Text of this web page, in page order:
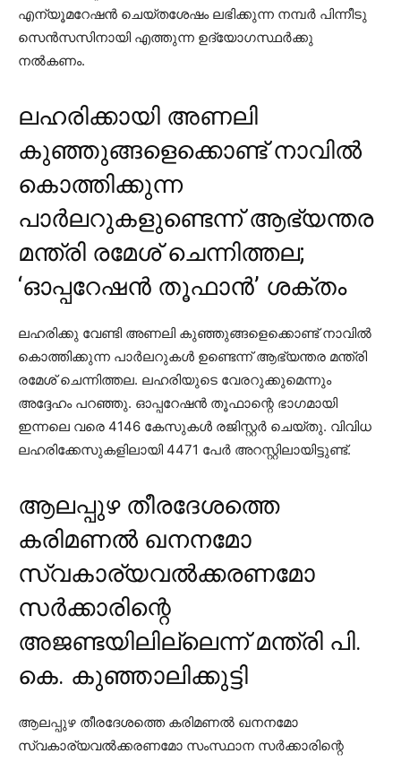
എന്യൂമറേഷന്‍ ചെയ്തശേഷം ലഭിക്കുന്ന നമ്പര്‍ പിന്നീടു
സെന്‍സസിനായി എത്തുന്ന ഉദ്യോഗസ്ഥര്‍ക്കു
നല്‍കണം.
ലഹരിക്കായി അണലി
കുഞ്ഞുങ്ങളെക്കൊണ്ട് നാവില്‍
കൊത്തിക്കുന്ന
പാര്‍ലറുകളുണ്ടെന്ന് ആഭ്യന്തര
മന്ത്രി രമേശ് ചെന്നിത്തല;
‘ഓപ്പറേഷന്‍ തൂഫാന്‍’ ശക്തം
ലഹരിക്കു വേണ്ടി അണലി കുഞ്ഞുങ്ങളെക്കൊണ്ട് നാവില്‍
കൊത്തിക്കുന്ന പാര്‍ലറുകള്‍ ഉണ്ടെന്ന് ആഭ്യന്തര മന്ത്രി
രമേശ് ചെന്നിത്തല. ലഹരിയുടെ വേരറുക്കുമെന്നും
അദ്ദേഹം പറഞ്ഞു. ഓപ്പറേഷന്‍ തൂഫാന്റെ ഭാഗമായി
ഇന്നലെ വരെ 4146 കേസുകള്‍ രജിസ്റ്റര്‍ ചെയ്തു. വിവിധ
ലഹരിക്കേസുകളിലായി 4471 പേര്‍ അറസ്റ്റിലായിട്ടുണ്ട്.
ആലപ്പുഴ തീരദേശത്തെ
കരിമണല്‍ ഖനനമോ
സ്വകാര്യവല്‍ക്കരണമോ
സര്‍ക്കാരിന്റെ
അജണ്ടയിലില്ലെന്ന് മന്ത്രി പി.
കെ. കുഞ്ഞാലിക്കുട്ടി
ആലപ്പുഴ തീരദേശത്തെ കരിമണല്‍ ഖനനമോ
സ്വകാര്യവല്‍ക്കരണമോ സംസ്ഥാന സര്‍ക്കാരിന്റെ